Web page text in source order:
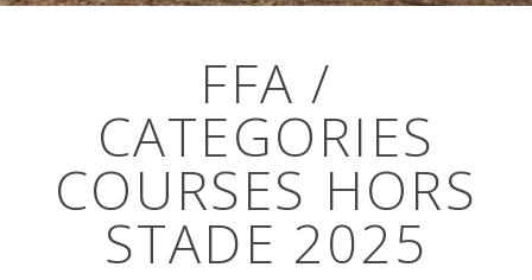
FFA /
CATEGORIES
COURSES HORS
STADE 2025